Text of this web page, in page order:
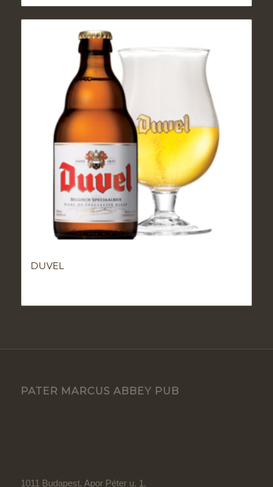
DUVEL
PATER MARCUS ABBEY PUB
1011 Budapest, Apor Péter u. 1.